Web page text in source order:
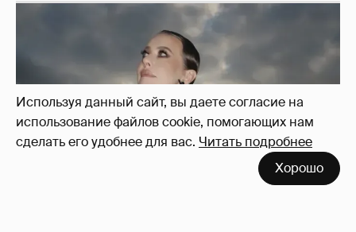
Используя данный сайт, вы даете согласие на
использование файлов cookie, помогающих нам
сделать его удобнее для вас. Читать подробнее
Хорошо